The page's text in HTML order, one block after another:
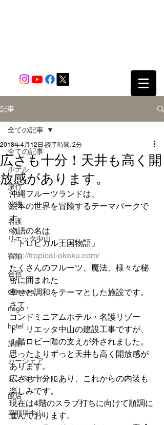
記事
全ての記事
ホテル
旅行
沖縄
名護
リエッタ中山
宿泊
合宿
okinawa
nago
hotel
旅館
カーシェア
レンタサイクル
飯店
里耶塔中山
全ての記事
広さも十分！天井も高く開
放感があります。
2018年4月12日 読了時間: 2分
沖縄フルーツランドは、
絵本の世界を冒険するテーマパークで
す。
物語の名は
「トロピカル王国物語」
http://tropical-okoku.com/
たくさんのフルーツ、魔法、様々な秘
密に囲まれた
幸せと調和をテーマとした施設です。
さて、
コンドミニアムホテル・名護リゾー
ト　リエッタ中山の建設工事ですが、
１階ロビー階の支えが外されました。
思ったよりずっと天井も高く開放感が
あります。
広さも十分にあり、これからの内装も
楽しみです。
現在は4階のスラブ打ちに向けて順調に
進んでおります。